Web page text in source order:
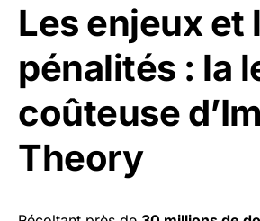
Les enjeux et
pénalités : la
coûteuse
Theory